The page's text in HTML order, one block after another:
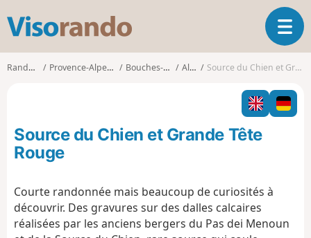
s
o
o
O
u
v
i
r
l
a
Randonnées Provence-Alpes-Côte d'Azur Bouches-du-Rhône Allauch Source du Chien et Grande Tête Rouge
Source du Chien et Grande Tête
Rouge
Courte randonnée mais beaucoup de curiosités à
découvrir. Des gravures sur des dalles calcaires
réalisées par les anciens bergers du Pas dei Menoun